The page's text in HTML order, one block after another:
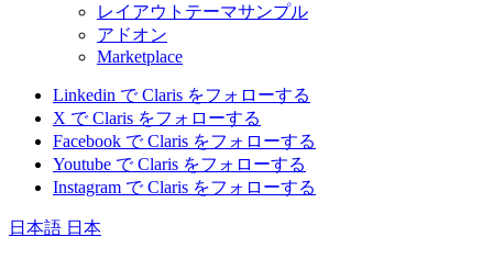
レイアウトテーマサンプル
アドオン
Marketplace
Linkedin で Claris をフォローする
X で Claris をフォローする
Facebook で Claris をフォローする
Youtube で Claris をフォローする
Instagram で Claris をフォローする
日本語 日本